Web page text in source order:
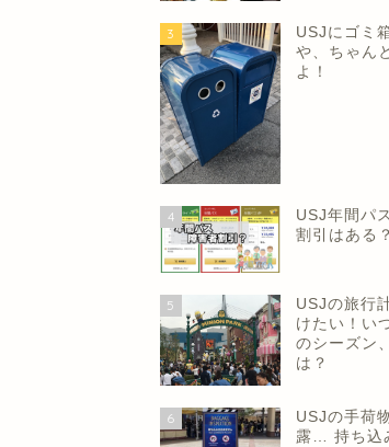
3
USJにゴミ
や、ちゃん
よ！
4
USJ年間パ
割引はある
5
USJの旅行
けたい！い
のシーズン
は？
6
USJの手荷
露… 持ち込